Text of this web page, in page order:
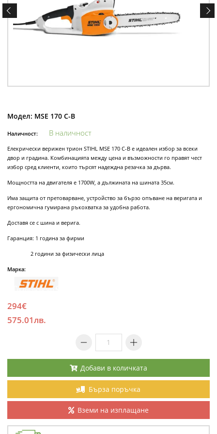
Модел: MSE 170 C-B
Наличност: В наличност
Елекрически верижен трион STIHL MSE 170 C-B е идеален избор за всеки
двор и градина. Комбинацията между цена и възможности го правят чест
избор сред клиенти, които търсят надеждна резачка за дърва.
Мощността на двигателя е 1700W, а дължината на шината 35см.
Има защита от претоварване, устройство за бързо опъване на веригата и
ергономична гумирана ръкохватка за удобна работа.
Доставя се с шина и верига.
Гаранция: 1 година за фирми
2 години за физически лица
Марка:
294€
575.01лв.
Добави в количката
Бърза поръчка
Вземи на изплащане